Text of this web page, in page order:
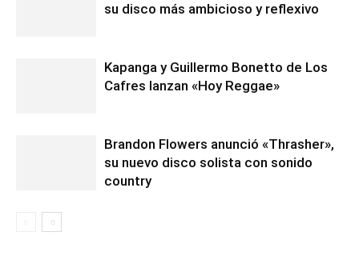
su disco más ambicioso y reflexivo
Kapanga y Guillermo Bonetto de Los
Cafres lanzan «Hoy Reggae»
Brandon Flowers anunció «Thrasher»,
su nuevo disco solista con sonido
country